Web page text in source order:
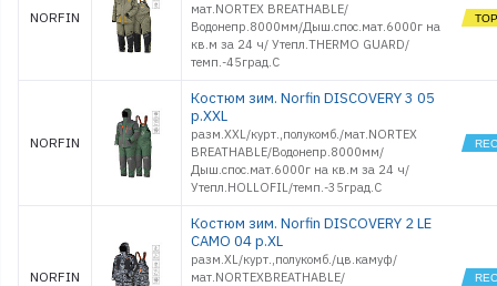
NORFIN
мат.NORTEX BREATHABLE/
Водонепр.8000мм/Дыш.спос.мат.6000г на
кв.м за 24 ч/ Утепл.THERMO GUARD/
темп.-45град.С
NORFIN
Костюм зим. Norfin DISCOVERY 3 05
р.XXL
разм.XXL/курт.,полукомб./мат.NORTEX
BREATHABLE/Водонепр.8000мм/
Дыш.спос.мат.6000г на кв.м за 24 ч/
Утепл.HOLLOFIL/темп.-35град.С
NORFIN
Костюм зим. Norfin DISCOVERY 2 LE
CAMO 04 р.XL
разм.XL/курт.,полукомб./цв.камуф/
мат.NORTEXBREATHABLE/